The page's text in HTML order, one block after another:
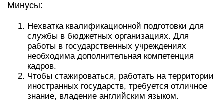
Минусы:
Нехватка квалификационной подготовки для
службы в бюджетных организациях. Для
работы в государственных учреждениях
необходима дополнительная компетенция
кадров.
Чтобы стажироваться, работать на территории
иностранных государств, требуется отличное
знание, владение английским языком.